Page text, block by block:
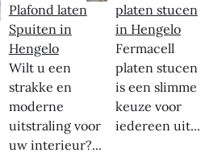
Plafond laten
Spuiten in
Hengelo
Wilt u een
strakke en
moderne
uitstraling voor
uw interieur?...
platen stucen
in Hengelo
Fermacell
platen stucen
is een slimme
keuze voor
iedereen uit...